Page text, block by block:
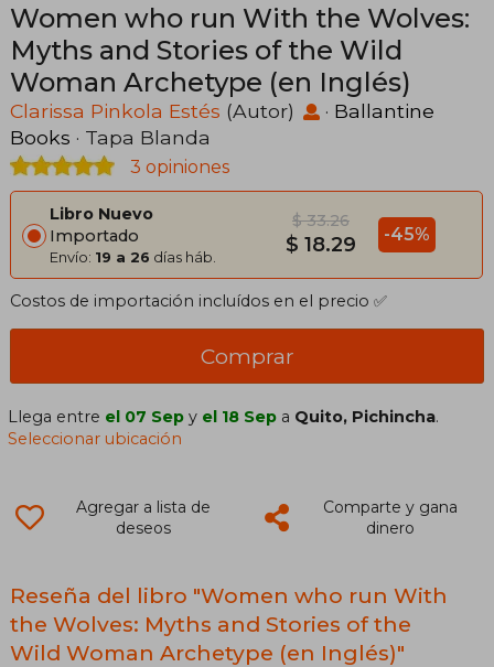
Women who run With the Wolves:
Myths and Stories of the Wild
Woman Archetype (en Inglés)
Clarissa Pinkola Estés (Autor) · Ballantine
Books · Tapa Blanda
3 opiniones
Libro Nuevo
Importado
Envío: 19 a 26 días háb.
$ 33.26
$ 18.29 -45%
Costos de importación incluídos en el precio ✅
Comprar
Llega entre el 07 Sep y el 18 Sep a Quito, Pichincha.
Seleccionar ubicación
Agregar a lista de
deseos
Comparte y gana
dinero
Reseña del libro "Women who run With
the Wolves: Myths and Stories of the
Wild Woman Archetype (en Inglés)"